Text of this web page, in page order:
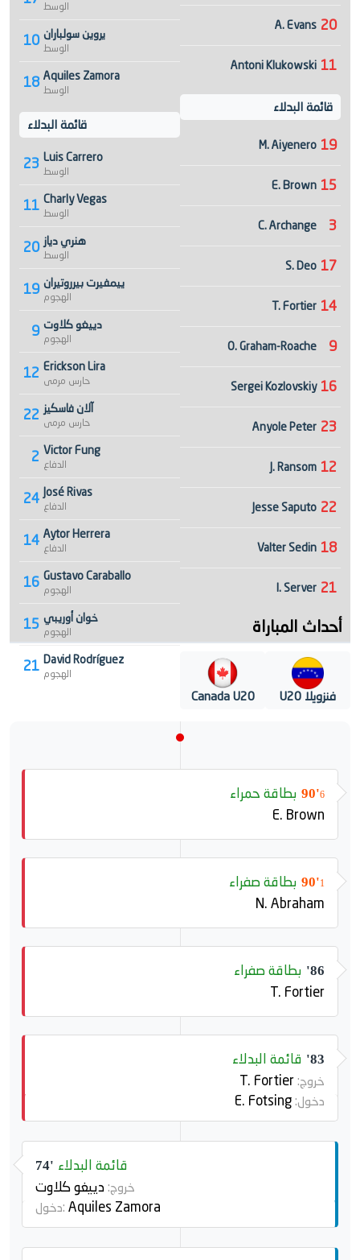
الوسط
10 يروين سولباران
الوسط
18 Aquiles Zamora
الوسط
قائمة البدلاء
23 Luis Carrero
الوسط
11 Charly Vegas
الوسط
20 هنري دياز
الوسط
19 ييمفيرت بيرروتيران
الهجوم
9 دييغو كلاوت
الهجوم
12 Erickson Lira
حارس مرمى
22 آلان فاسكيز
حارس مرمى
2 Victor Fung
الدفاع
24 José Rivas
الدفاع
14 Aytor Herrera
الدفاع
16 Gustavo Caraballo
الهجوم
15 خوان أوريبي
الهجوم
21 David Rodríguez
الهجوم
20
A. Evans
11
Antoni Klukowski
قائمة البدلاء
19
M. Aiyenero
15
E. Brown
3
C. Archange
17
S. Deo
14
T. Fortier
9
O. Graham-Roache
16
Sergei Kozlovskiy
23
Anyole Peter
12
J. Ransom
22
Jesse Saputo
18
Valter Sedin
21
I. Server
أحداث المباراة
فنزويلا U20 Canada U20
90'6
بطاقة حمراء
E. Brown
90'1
بطاقة صفراء
N. Abraham
86' بطاقة صفراء
T. Fortier
83' قائمة البدلاء
خروج:
دخول:
74' قائمة البدلاء
خروج:دييغو كلاوت
دخول: Aquiles Zamora